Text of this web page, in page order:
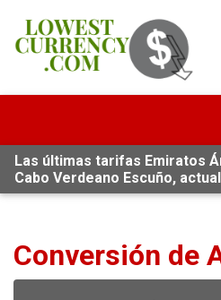
Las últimas tarifas Emiratos
Cabo Verdeano Escuño,
Conversión de